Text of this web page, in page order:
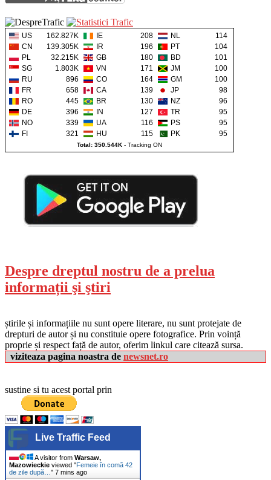
US 162.827K IE 208 NL
114
CN
139.305K IR 196 PT
104
PL
32.215K GB 180 BD
101
SG
1.803K VN 171 JM
100
RU
896 CO 164 GM
100
FR
658 CA 139 JP
98
RO
445 BR 130 NZ
96
DE
396 IN 127 TR
95
NO
339 UA 116 PS
95
FI
321 HU 115 PK 95
Total: 350.544K - Tracking ON
Despre dreptul nostru de a prelua
informații şi ştiri
știrile și informațiile nu sunt opere literare, nu sunt protejate de
drepturi de autor și nu constituie opere fotografice. Prin voință
proprie și respect față de autor, oferim linkul care citează sursa.
viziteaza pagina noastra de newsnet.ro
sustine si tu acest portal prin
Live Traffic Feed
A visitor from Warsaw,
Mazowieckie viewed "Femeie în comă 42
de zile după…" 7 mins ago